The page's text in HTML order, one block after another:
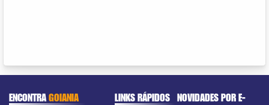
ENCONTRAGOIANIA LINKS RÁPIDOS NOVIDADES POR E-